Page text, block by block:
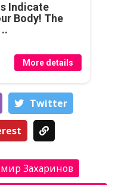
Indicate
Body! The
More details
Тwitter
Захаринов